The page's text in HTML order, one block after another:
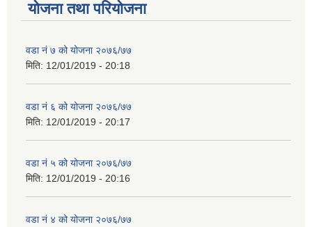
योजना तथा परियोजना
वडा नं ७ को योजना २०७६/७७
मिति: 12/01/2019 - 20:18
वडा नं ६ को योजना २०७६/७७
मिति: 12/01/2019 - 20:17
वडा नं ५ को योजना २०७६/७७
मिति: 12/01/2019 - 20:16
वडा नं ४ को योजना २०७६/७७